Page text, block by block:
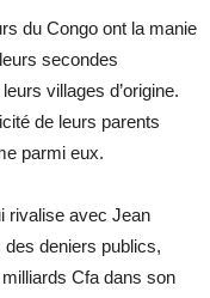
du Congo ont la manie
secondes
villages d’origine.
de leurs parents
parmi eux.
rivalise avec Jean
deniers publics,
Cfa dans son